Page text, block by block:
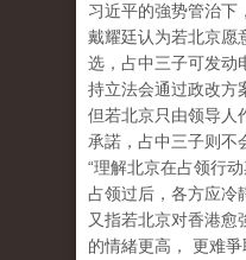
习近平的強势管治下
戴耀廷认为若北京愿
选，占中三子可发动
持立法会通过政改方
但若北京只由领导人
承諾，占中三子则不
“理解北京在占领行
占领过后，各方应冷
又指若北京对香港愈
的情緒更高， 更难爭